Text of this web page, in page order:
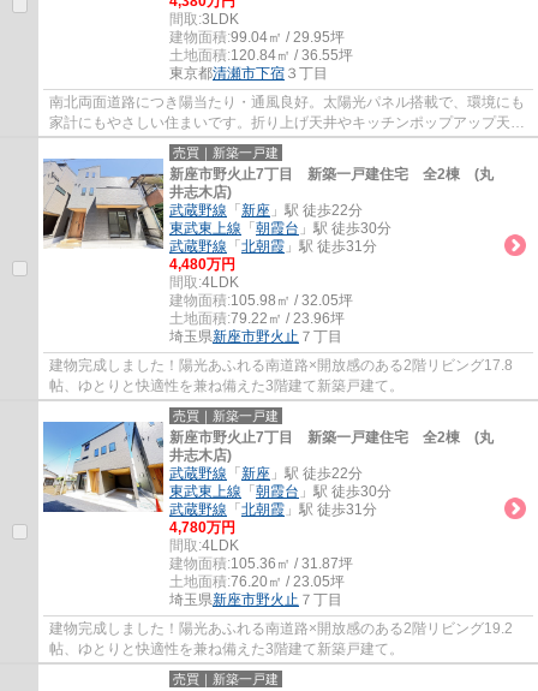
間取:3LDK
建物面積:99.04㎡ / 29.95坪
土地面積:120.84㎡ / 36.55坪
東京都清瀬市下宿 ３丁目
南北両面道路につき陽当たり・通風良好。太陽光パネル搭載で、環境にも
家計にもやさしい住まいです。折り上げ天井やキッチンポップアップ天井
が、開放感あるおしゃれな空間を演出します。
売買｜新築一戸建
新座市野火止7丁目 新築一戸建住宅 全2棟 (丸
井志木店)
武蔵野線 「 新座 」駅 徒歩22分
東武東上線 「 朝霞台 」駅 徒歩30分
武蔵野線 「 北朝霞 」駅 徒歩31分
4,480万円
間取:4LDK
建物面積:105.98㎡ / 32.05坪
土地面積:79.22㎡ / 23.96坪
埼玉県新座市野火止 ７丁目
建物完成しました！陽光あふれる南道路×開放感のある2階リビング17.8
帖、ゆとりと快適性を兼ね備えた3階建て新築戸建て。
売買｜新築一戸建
新座市野火止7丁目 新築一戸建住宅 全2棟 (丸
井志木店)
武蔵野線 「 新座 」駅 徒歩22分
東武東上線 「 朝霞台 」駅 徒歩30分
武蔵野線 「 北朝霞 」駅 徒歩31分
4,780万円
間取:4LDK
建物面積:105.36㎡ / 31.87坪
土地面積:76.20㎡ / 23.05坪
埼玉県新座市野火止 ７丁目
建物完成しました！陽光あふれる南道路×開放感のある2階リビング19.2
帖、ゆとりと快適性を兼ね備えた3階建て新築戸建て。
売買｜新築一戸建